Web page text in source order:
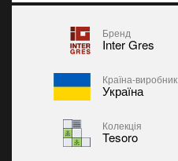
Бренд
Inter Gres
Країна-виробник
Україна
Колекція
Tesoro